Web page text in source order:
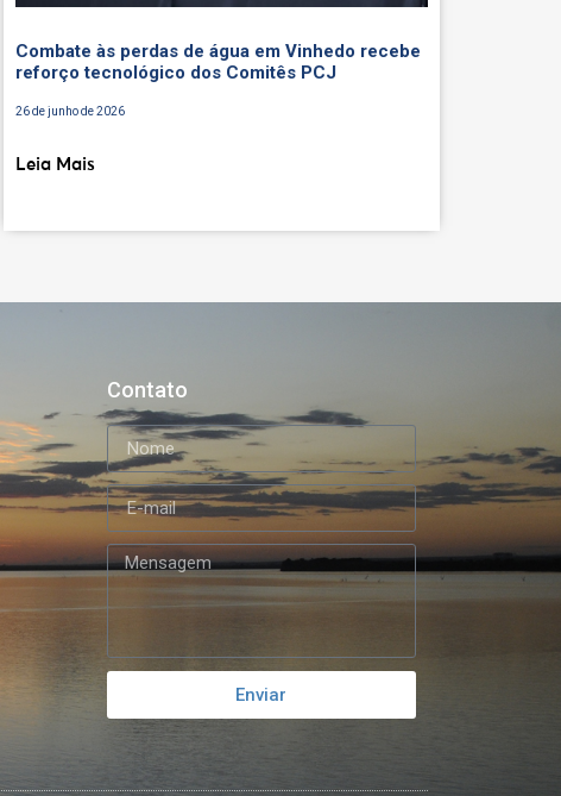
Combate às perdas de água em Vinhedo recebe
reforço tecnológico dos Comitês PCJ
26 de junho de 2026
Leia Mais
Contato
Enviar